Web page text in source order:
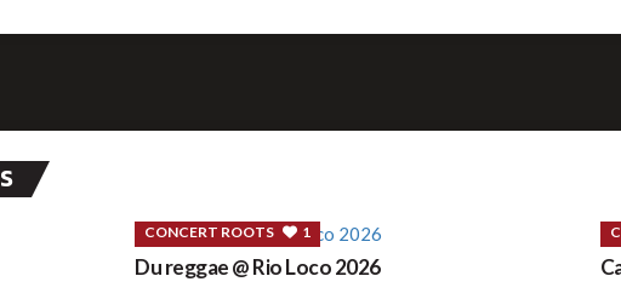
CONCERT ROOTS 1
Du reggae @ Rio Loco 2026